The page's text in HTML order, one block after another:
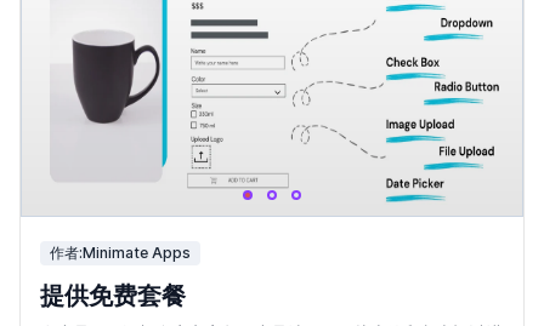
作者:Minimate Apps
提供免费套餐